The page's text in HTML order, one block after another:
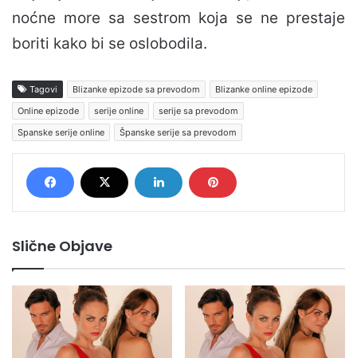
noćne more sa sestrom koja se ne prestaje
boriti kako bi se oslobodila.
Tagovi Blizanke epizode sa prevodom
Blizanke online epizode
Online epizode
serije online
serije sa prevodom
Spanske serije online
Španske serije sa prevodom
Slične Objave